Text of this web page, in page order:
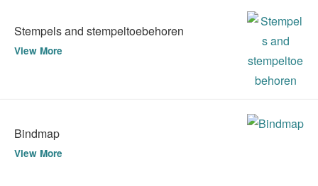
Stempels and stempeltoebehoren
View More
Bindmap
View More